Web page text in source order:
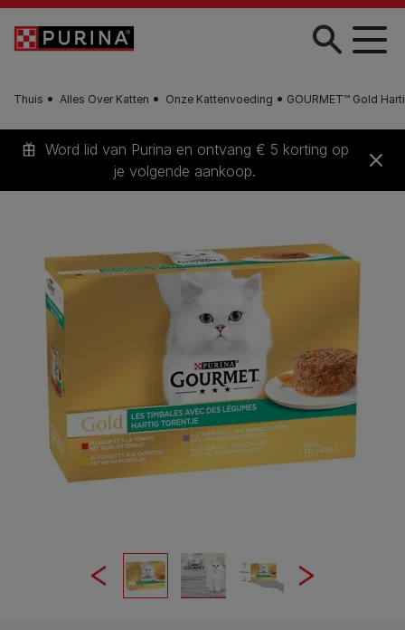
Skip to main content
Thuis Alles Over Katten Onze Kattenvoeding GOURMET™ Gold
Word lid van Purina en ontvang € 5 korting op
je volgende aankoop.